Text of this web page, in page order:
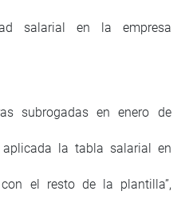
salarial en la empresa
subrogadas en enero de
la tabla salarial en
el resto de la plantilla”,